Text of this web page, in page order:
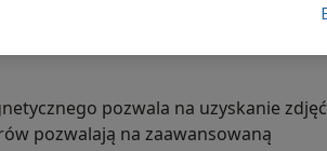
naczyniowej
pozwala na uzyskanie
pozwalają na zaawansowaną